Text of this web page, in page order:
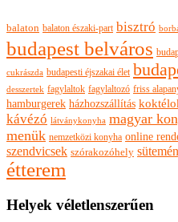
balaton balaton északi-part bisztró
budapest belváros
cukrászda budapesti éjszakai élet
desszertek fagylaltok fagylaltozó friss
hamburgerek házhozszállítás
kávézó látványkonyha magyar
menük nemzetközi konyha online
szendvicsek szórakozóhely
étterem
Helyek véletlenszerűen